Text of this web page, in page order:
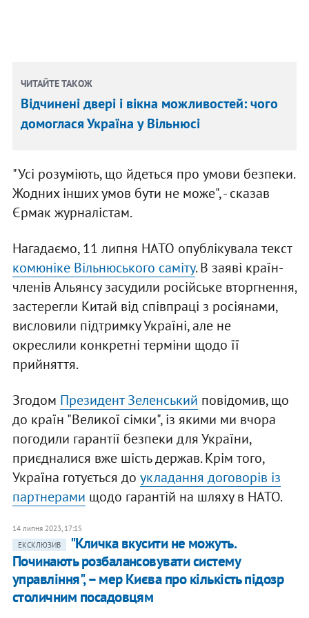
ЧИТАЙТЕ ТАКОЖ
Відчинені двері і вікна можливостей: чого
домоглася Україна у Вільнюсі
"Усі розуміють, що йдеться про умови безпеки.
Жодних інших умов бути не може", - сказав
Єрмак журналістам.
Нагадаємо, 11 липня НАТО опублікувала текст
комюніке Вільнюського саміту. В заяві країн-
членів Альянсу засудили російське вторгнення,
застерегли Китай від співпраці з росіянами,
висловили підтримку Україні, але не
окреслили конкретні терміни щодо її
прийняття.
Згодом Президент Зеленський повідомив, що
до країн "Великої сімки", із якими ми вчора
погодили гарантії безпеки для України,
приєдналися вже шість держав. Крім того,
Україна готується до укладання договорів із
партнерами щодо гарантій на шляху в НАТО.
14 липня 2023, 17:15
ЕКСКЛЮЗИВ
"Кличка вкусити не можуть.
Починають розбалансовувати систему
управління", – мер Києва про кількість підозр
столичним посадовцям